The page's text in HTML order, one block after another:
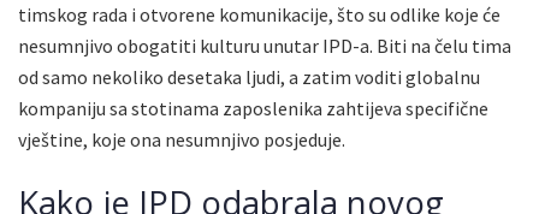
timskog rada i otvorene komunikacije, što su odlike koje će
nesumnjivo obogatiti kulturu unutar IPD-a. Biti na čelu tima
od samo nekoliko desetaka ljudi, a zatim voditi globalnu
kompaniju sa stotinama zaposlenika zahtijeva specifične
vještine, koje ona nesumnjivo posjeduje.
Kako je IPD odabrala novog